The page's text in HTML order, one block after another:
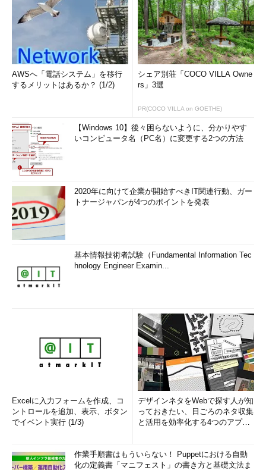
AWSへ「電話システム」を移行
するメリットはあるか？ (1/2)
シェア別荘「COCO VILLA Owne
rs」3選
PR(COCO VILLA on GOETHE)
【Windows 10】後々困らないように、分かりやす
いコンピュータ名（PC名）に変更する2つの方法
2020年に向けて企業が開始すべきIT関連行動、ガー
トナージャパンが4つのポイントを発表
基本情報技術者試験（Fundamental Information Tec
hnology Engineer Examin...
Excelに入力フォームを作成、コ
ントロールを追加、表示、ボタン
でイベント実行 (1/3)
デザインネタをWebで探す人が知
っておきたい、日ごろのネタ収集
と活用を効率化する4つのアプリ
作業手順書はもういらない！ Puppetにおける自動
化の定義書「マニフェスト」の書き方と基礎文法ま